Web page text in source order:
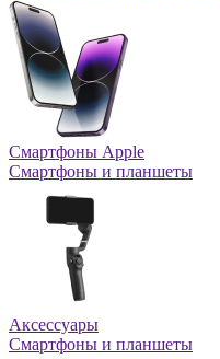
Смартфоны Apple
Смартфоны и планшеты
Аксессуары
Смартфоны и планшеты